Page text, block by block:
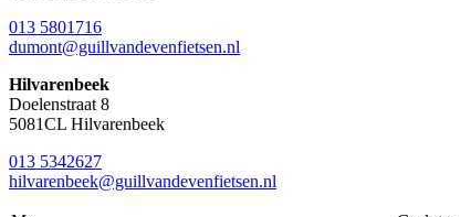
013 5801716
dumont@guillvandevenfietsen.nl
Hilvarenbeek
Doelenstraat 8
5081CL Hilvarenbeek
013 5342627
hilvarenbeek@guillvandevenfietsen.nl